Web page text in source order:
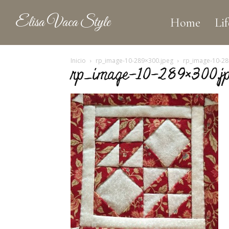
Elisa Vaca Style Home
Inicio rp_image-10-289×300.jpeg rp_image-10-
rp_image-10-